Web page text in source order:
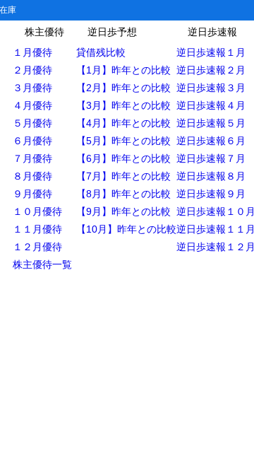
庫
株主優待
１月優待
２月優待
３月優待
４月優待
５月優待
６月優待
７月優待
８月優待
９月優待
１０月優待
１１月優待
１２月優待
株主優待一覧
逆日歩予想
貸借残比較
【1月】昨年との比較
【2月】昨年との比較
【3月】昨年との比較
【4月】昨年との比較
【5月】昨年との比較
【6月】昨年との比較
【7月】昨年との比較
【8月】昨年との比較
【9月】昨年との比較
【10月】昨年との比較
逆日歩速報
逆日歩速報１月
逆日歩速報２月
逆日歩速報３月
逆日歩速報４月
逆日歩速報５月
逆日歩速報６月
逆日歩速報７月
逆日歩速報８月
逆日歩速報９月
逆日歩速報１０月
逆日歩速報１１月
逆日歩速報１２月
（那覇）】